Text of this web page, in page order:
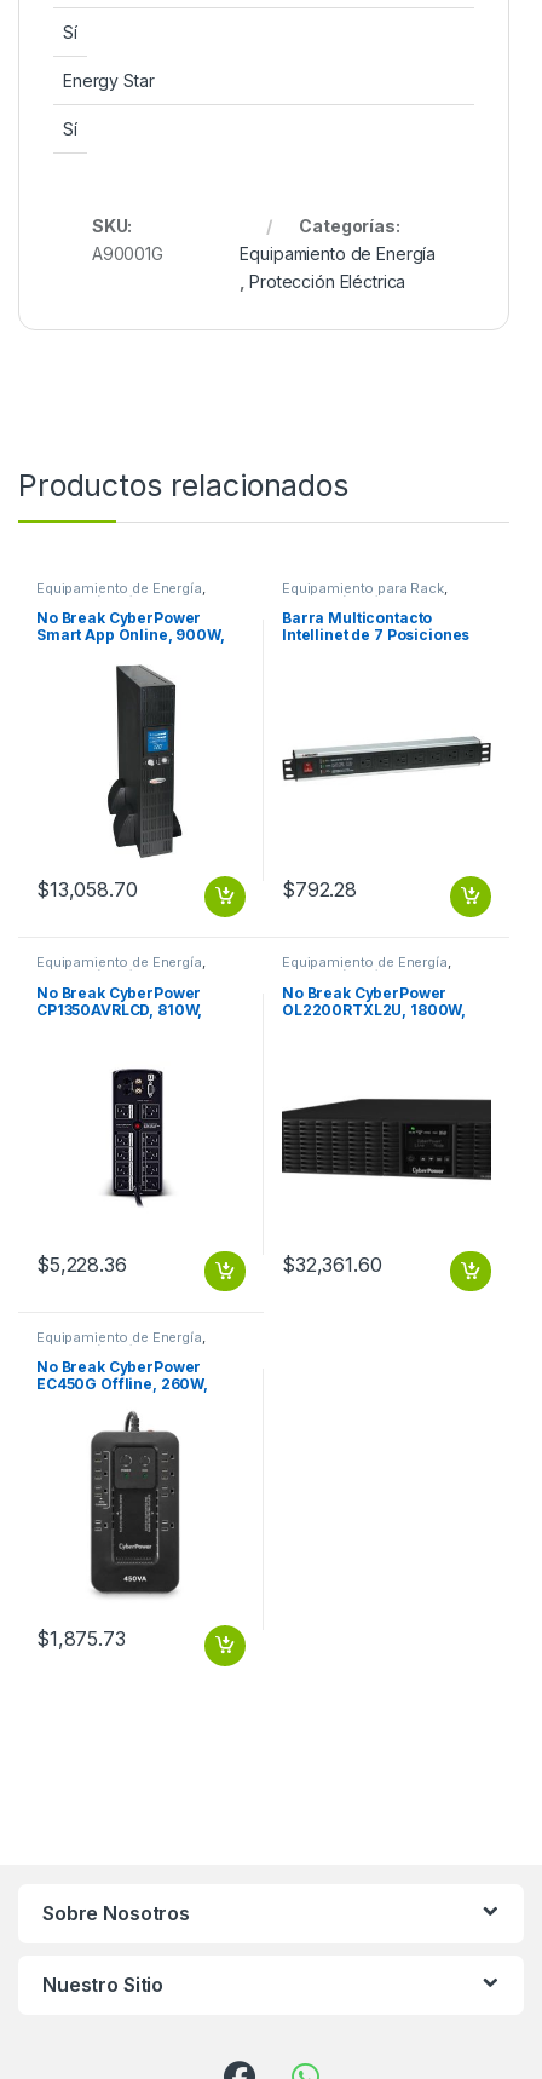
Sí
Energy Star
Sí
SKU:
A90001G
Categorías:
Equipamiento de Energía
,Protección Eléctrica
Productos relacionados
Equipamiento de Energía
Protección Eléctrica
No Break CyberPower
Smart App Online, 900W,
SENOID 8CONT 120V
$13,058.70
Equipamiento para Rack,
Protección Eléctrica
Barra Multicontacto
Intellinet de 7 Posiciones
$792.28
Equipamiento de Energía,
Protección Eléctrica
No Break CyberPower
CP1350AVRLCD, 810W,
$5,228.36
Equipamiento de Energía,
Protección Eléctrica
No Break CyberPower
OL2200RTXL2U, 1800W,
$32,361.60
Equipamiento de Energía
Protección Eléctrica
No Break CyberPower
EC450G Offline, 260W,
Salida 120 – 120V, 8
Contactos 5-15R 3 ANOS DE
GARANTIA
$1,875.73
Sobre Nosotros
Nuestro Sitio